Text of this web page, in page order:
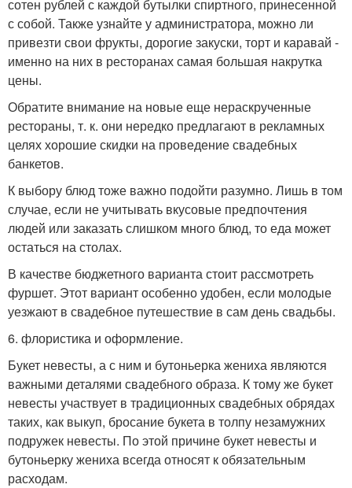
сотен рублей с каждой бутылки спиртного, принесенной
с собой. Также узнайте у администратора, можно ли
привезти свои фрукты, дорогие закуски, торт и каравай -
именно на них в ресторанах самая большая накрутка
цены.
Обратите внимание на новые еще нераскрученные
рестораны, т. к. они нередко предлагают в рекламных
целях хорошие скидки на проведение свадебных
банкетов.
К выбору блюд тоже важно подойти разумно. Лишь в том
случае, если не учитывать вкусовые предпочтения
людей или заказать слишком много блюд, то еда может
остаться на столах.
В качестве бюджетного варианта стоит рассмотреть
фуршет. Этот вариант особенно удобен, если молодые
уезжают в свадебное путешествие в сам день свадьбы.
6. флористика и оформление.
Букет невесты, а с ним и бутоньерка жениха являются
важными деталями свадебного образа. К тому же букет
невесты участвует в традиционных свадебных обрядах
таких, как выкуп, бросание букета в толпу незамужних
подружек невесты. По этой причине букет невесты и
бутоньерку жениха всегда относят к обязательным
расходам.